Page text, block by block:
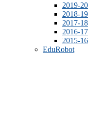
2019-20
2018-19
2017-18
2016-17
2015-16
EduRobot